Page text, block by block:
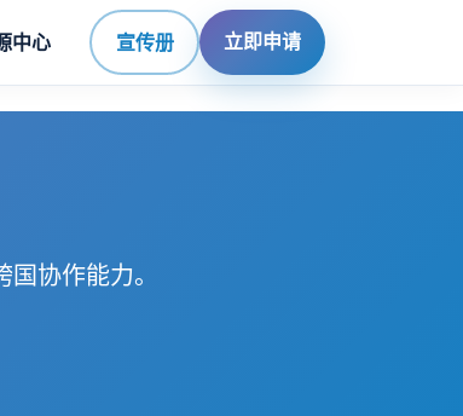
中心 宣传册 立即申请
协作能力。